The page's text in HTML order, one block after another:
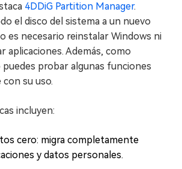
4DDiG Partition Manager.
el disco del sistema a un nuevo
es necesario reinstalar Windows ni
aplicaciones. Además, como
probar algunas funciones
su uso.
incluyen:
cero: migra completamente
y datos personales.